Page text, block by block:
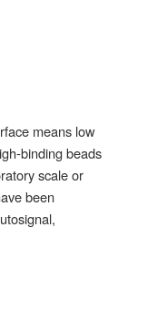
means low
binding beads
scale or
been